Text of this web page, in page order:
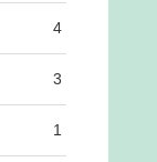
4
3
1